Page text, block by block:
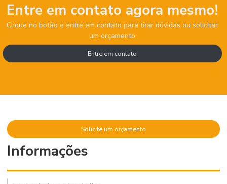
Entre em contato agora mesmo!
Clique no botão e entre em contato para tirar dúvidas ou solicitar
um orçamento
Entre em contato
Solicite um orçamento
Informações